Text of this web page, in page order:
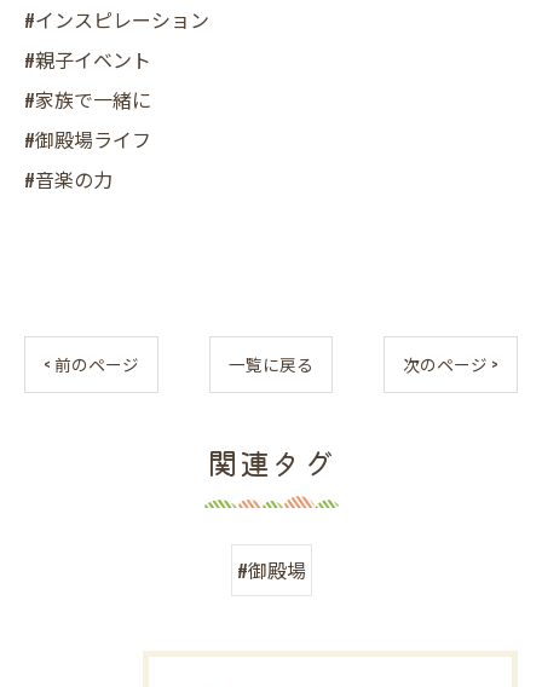
#インスピレーション
#親子イベント
#家族で一緒に
#御殿場ライフ
#音楽の力
< 前のページ 一覧に戻る 次のページ >
関連タグ
#御殿場